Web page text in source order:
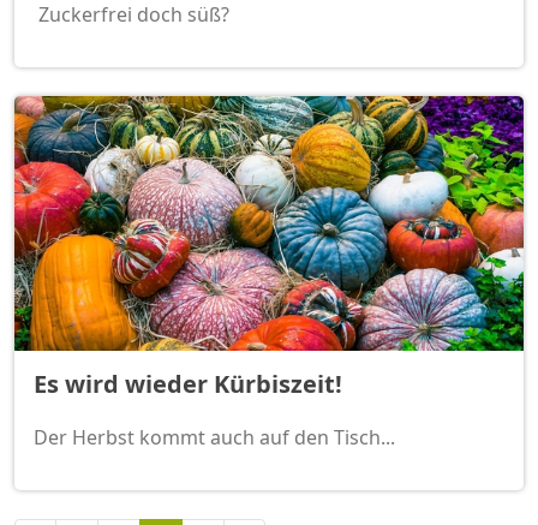
Zuckerfrei doch süß?
Es wird wieder Kürbiszeit!
Der Herbst kommt auch auf den Tisch...